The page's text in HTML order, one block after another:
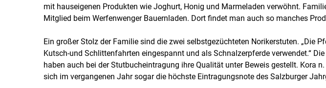
mit hauseigenen Produkten wie Joghurt, Honig und Marmeladen verwöhnt.
Mitglied beim Werfenwenger Bauernladen. Dort findet man auch so manches
Ein großer Stolz der Familie sind die zwei selbstgezüchteten Norikerstuten. „Die
Kutsch-und Schlittenfahrten eingespannt und als Schnalzerpferde verwendet.“
haben auch bei der Stutbucheintragung ihre Qualität unter Beweis gestellt. Kora
sich im vergangenen Jahr sogar die höchste Eintragungsnote des Salzburger